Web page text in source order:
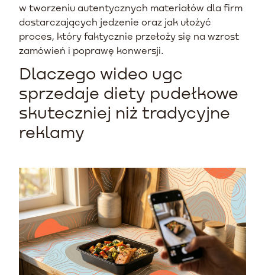
w tworzeniu autentycznych materiałów dla firm
dostarczających jedzenie oraz jak ułożyć
proces, który faktycznie przełoży się na wzrost
zamówień i poprawę konwersji.
Dlaczego wideo ugc
sprzedaje diety pudełkowe
skuteczniej niż tradycyjne
reklamy